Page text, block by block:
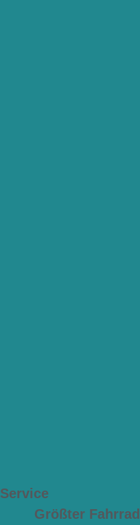
Service
Größter